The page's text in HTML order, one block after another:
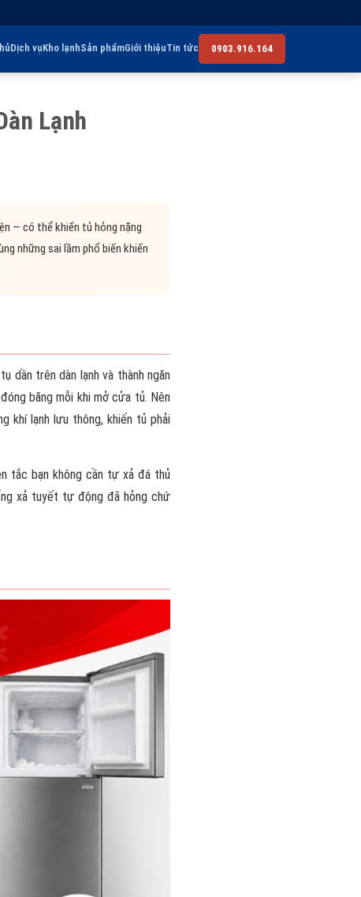
Dịch vụKho lạnhSản phẩmGiới thiệuTin tức 0903.916.164
Lạnh
— có thể khiến tủ hỏng nặng
những sai lầm phổ biến khiến
trên dàn lạnh và thành ngăn
băng mỗi khi mở cửa tủ. Nên
khí lạnh lưu thông, khiến tủ phải
tắc bạn không cần tự xả đá thủ
xả tuyết tự động đã hỏng chứ